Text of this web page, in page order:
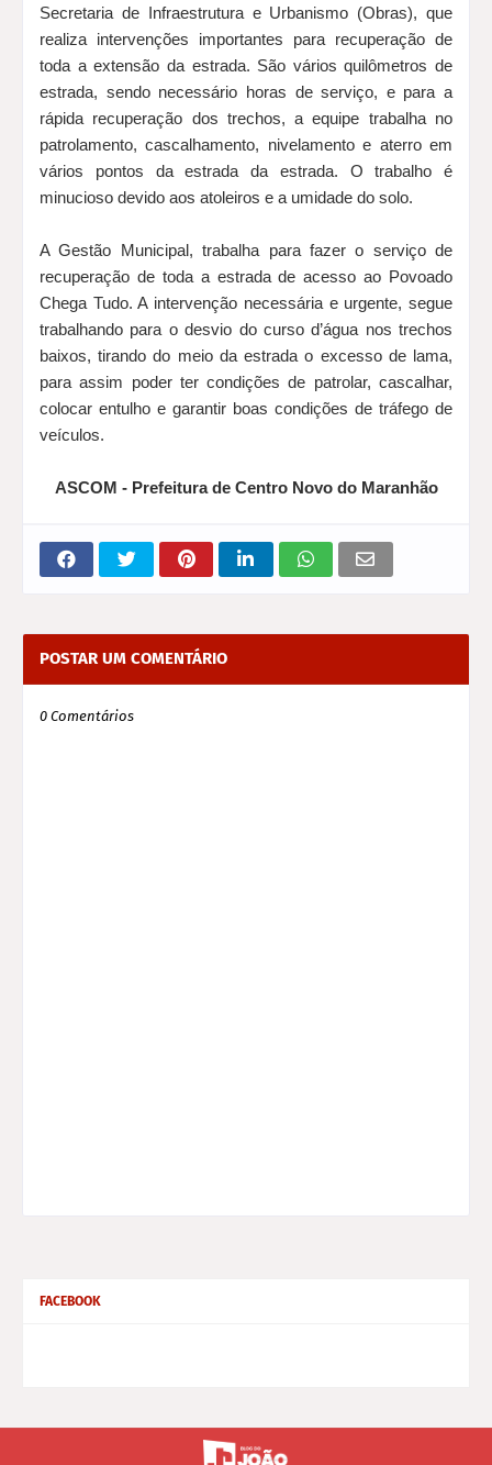
Secretaria de Infraestrutura e Urbanismo (Obras), que
realiza intervenções importantes para recuperação de
toda a extensão da estrada. São vários quilômetros de
estrada, sendo necessário horas de serviço, e para a
rápida recuperação dos trechos, a equipe trabalha no
patrolamento, cascalhamento, nivelamento e aterro em
vários pontos da estrada da estrada. O trabalho é
minucioso devido aos atoleiros e a umidade do solo.
A Gestão Municipal, trabalha para fazer o serviço de
recuperação de toda a estrada de acesso ao Povoado
Chega Tudo. A intervenção necessária e urgente, segue
trabalhando para o desvio do curso d’água nos trechos
baixos, tirando do meio da estrada o excesso de lama,
para assim poder ter condições de patrolar, cascalhar,
colocar entulho e garantir boas condições de tráfego de
veículos.
ASCOM - Prefeitura de Centro Novo do Maranhão
POSTAR UM COMENTÁRIO
0 Comentários
FACEBOOK